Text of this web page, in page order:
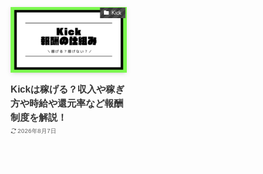
Kick
Kickは稼げる？収入や稼ぎ
方や時給や還元率など報酬
制度を解説！
2026年8月7日